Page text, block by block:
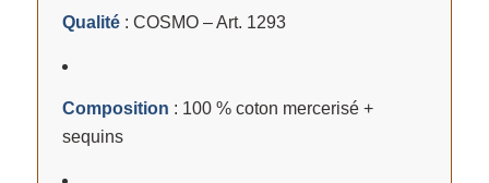
Qualité: COSMO – Art. 1293
Composition : 100 % coton mercerisé +
sequins